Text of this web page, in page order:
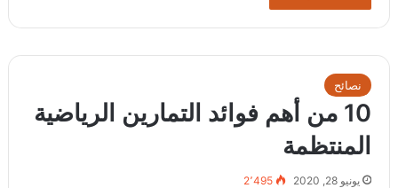
نصائح
10 من أهم فوائد التمارين الرياضية
المنتظمة
يونيو 28, 2020 2٬495